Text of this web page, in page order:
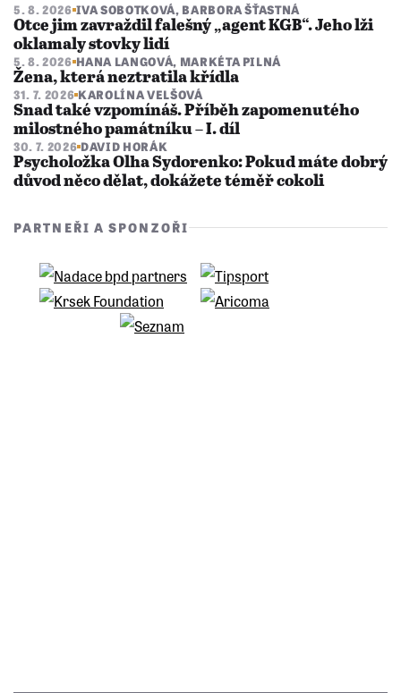
5. 8. 2026 IVA SOBOTKOVÁ, BARBORA ŠŤASTNÁ
Otce jim zavraždil falešný „agent KGB“. Jeho lži
oklamaly stovky lidí
5. 8. 2026 HANA LANGOVÁ, MARKÉTA PILNÁ
Žena, která neztratila křídla
31. 7. 2026 KAROLÍNA VELŠOVÁ
Snad také vzpomínáš. Příběh zapomenutého
milostného památníku – I. díl
30. 7. 2026 DAVID HORÁK
Psycholožka Olha Sydorenko: Pokud máte dobrý
důvod něco dělat, dokážete téměř cokoli
PARTNEŘI A SPONZOŘI